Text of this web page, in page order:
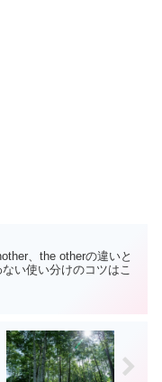
、the otherの違いと
い使い分けのコツはこ